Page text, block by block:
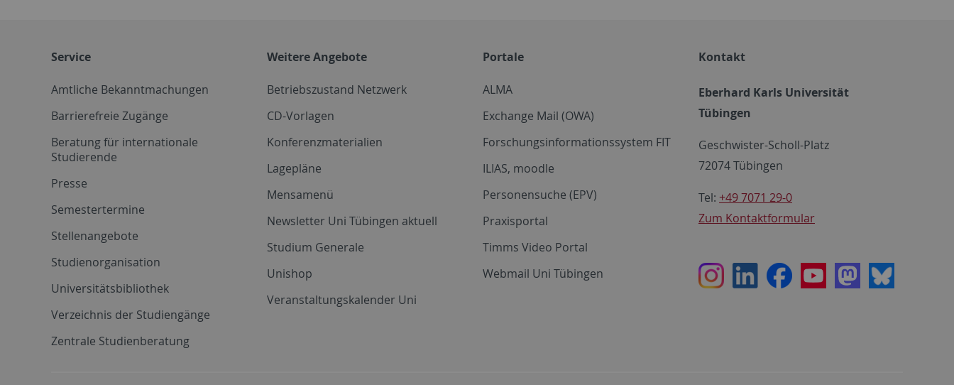
Service
Amtliche Bekanntmachungen
Barrierefreie Zugänge
Beratung für internationale
Studierende
Presse
Semestertermine
Stellenangebote
Studienorganisation
Universitätsbibliothek
Verzeichnis der Studiengänge
Zentrale Studienberatung
Weitere Angebote
Betriebszustand Netzwerk
CD-Vorlagen
Konferenzmaterialien
Lagepläne
Mensamenü
Newsletter Uni Tübingen aktuell
Studium Generale
Unishop
Veranstaltungskalender Uni
Portale
ALMA
Exchange Mail (OWA)
Forschungsinformationssystem FIT
ILIAS, moodle
Personensuche (EPV)
Praxisportal
Timms Video Portal
Webmail Uni Tübingen
Kontakt
Eberhard Karls Universität
Tübingen
Geschwister-Scholl-Platz
72074 Tübingen
Tel: +49 7071 29-0
Zum Kontaktformular
InstagramLinkedInFacebookYoutubeMastodon
Bluesky